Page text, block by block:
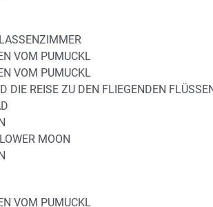
VOM PUMUCKL
VOM PUMUCKL
DIE REISE ZU DEN FLIEGENDEN
MOON
VOM PUMUCKL